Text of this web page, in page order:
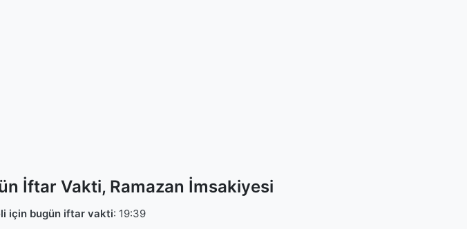
İftar Vakti, Ramazan İmsakiyesi
için bugün iftar vakti: 19:39